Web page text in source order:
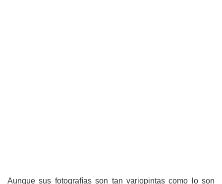
Aunque sus fotografías son tan variopintas como lo son